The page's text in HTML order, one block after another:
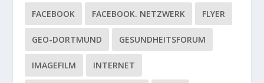
FACEBOOK FACEBOOK. NETZWERK FLYER
GEO-DORTMUND GESUNDHEITSFORUM
IMAGEFILM INTERNET